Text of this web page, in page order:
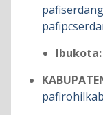
Ibukota: